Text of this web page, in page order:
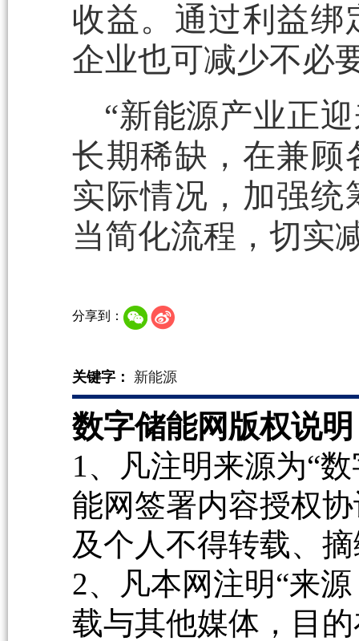
收益。通过利益绑
企业也可减少不必
“新能源产业正
长期稀缺，在兼顾
实际情况，加强
当简化流程，切实
分享到：
关键字： 新能源
数字储能网版权说
1、凡注明来源为“
能网签署内容授权
及个人不得转载、
2、凡本网注明“来
载与其他媒体，目